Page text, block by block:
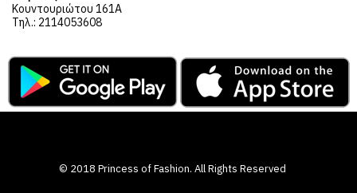
Κουντουριώτου 161Α
Τηλ.: 2114053608
© 2018 Princess of Fashion. All Rights Reserved